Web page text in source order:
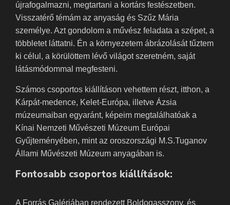
újrafogalmazni, megtartani a kortárs festészetben.
Visszatérő témám az anyaság és Szűz Mária
személye. Azt gondolom a művész feladata a szépet, a
többletet láttatni. Én a környezetem ábrázolását tűztem
ki célul, a körülöttem lévő világot szeretném, saját
látásmódommal megfesteni.
Számos csoportos kiállításon vehettem részt, itthon, a
Kárpát-medence, Kelet-Európa, illetve Ázsia
múzeumaiban egyaránt, képeim megtalálhatóak a
Kínai Nemzeti Művészeti Múzeum Európai
Gyűjteményében, mint az oroszországi M.S.Tuganov
Állami Művészeti Múzeum anyagában is.
Fontosabb csoportos kiállítások:
A Forrás Galériában rendezett Boldogasszony, és